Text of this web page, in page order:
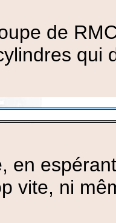
de
qui
en
vite, ni